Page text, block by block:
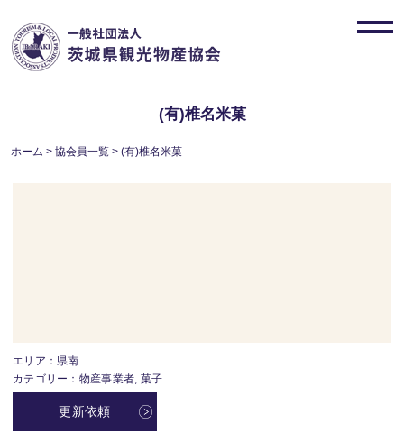
content
(有)椎名米菓
ホーム >協会員一覧 >(有)椎名米菓
エリア：県南
カテゴリー：物産事業者, 菓子
更新依頼